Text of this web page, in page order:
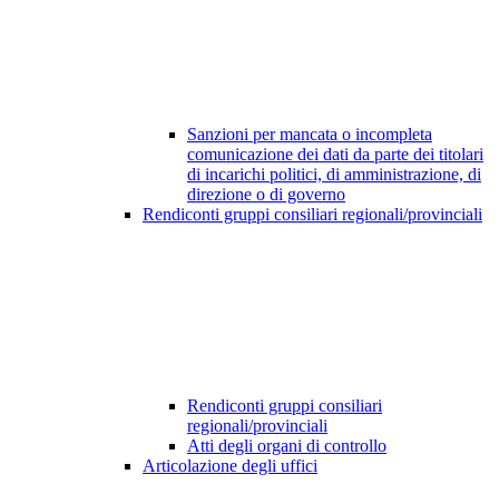
Sanzioni per mancata o incompleta
comunicazione dei dati da parte dei titolari
di incarichi politici, di amministrazione, di
direzione o di governo
Rendiconti gruppi consiliari regionali/provinciali
Rendiconti gruppi consiliari
regionali/provinciali
Atti degli organi di controllo
Articolazione degli uffici